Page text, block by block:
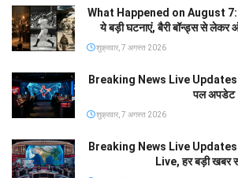
What Happened on August 7:
ये बड़ी घटनाएं, बैरी बॉन्ड्स से
शुक्रवार, 7 अगस्त 2026
Breaking News Live Updates:
पल अपडेट
शुक्रवार, 7 अगस्त 2026
Breaking News Live
Live, हर बड़ी खबर